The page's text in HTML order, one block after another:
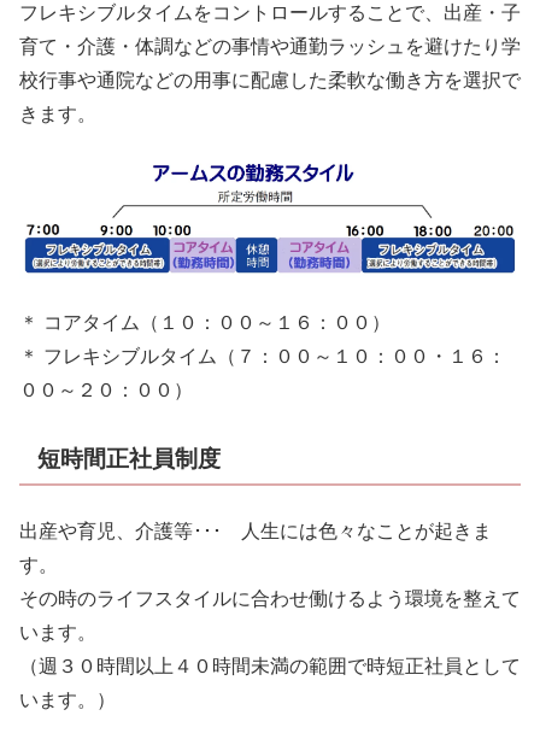
フレキシブルタイムをコントロールすることで、出産・子
育て・介護・体調などの事情や通勤ラッシュを避けたり学
校行事や通院などの用事に配慮した柔軟な働き方を選択で
きます。
＊ コアタイム（１０：００～１６：００）
＊ フレキシブルタイム（７：００～１０：００・１６：
００～２０：００）
短時間正社員制度
出産や育児、介護等･･･ 人生には色々なことが起きま
す。
その時のライフスタイルに合わせ働けるよう環境を整えて
います。
（週３０時間以上４０時間未満の範囲で時短正社員として
います。）